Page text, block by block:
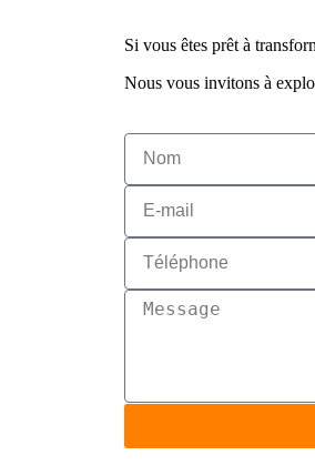
Si vous êtes prêt à
Nous vous invitons à